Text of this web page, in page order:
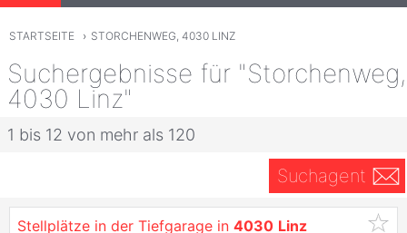
STARTSEITE › STORCHENWEG, 4030 LINZ
Suchergebnisse für "Storchenweg,
4030 Linz"
1 bis 12 von mehr als 120
Suchagent
Stellplätze in der Tiefgarage in 4030 Linz